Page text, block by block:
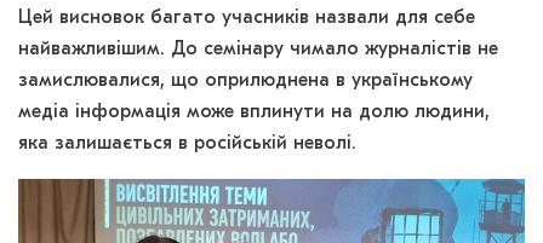
Цей висновок багато учасників назвали для себе
найважливішим. До семінару чимало журналістів не
замислювалися, що оприлюднена в українському
медіа інформація може вплинути на долю людини,
яка залишається в російській неволі.